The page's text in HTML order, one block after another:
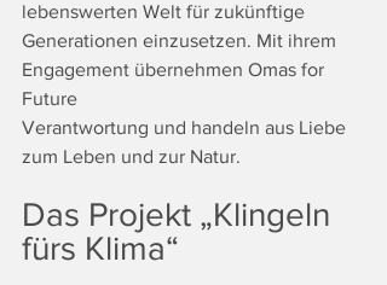
lebenswerten Welt für zukünftige
Generationen einzusetzen. Mit ihrem
Engagement übernehmen Omas for
Future
Verantwortung und handeln aus Liebe
zum Leben und zur Natur.
Das Projekt „Klingeln
fürs Klima“